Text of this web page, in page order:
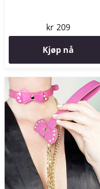
kr 209
Kjøp nå